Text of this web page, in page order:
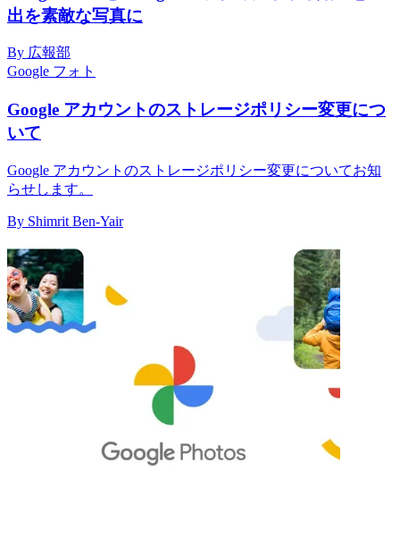
出を素敵な写真に
By 広報部
Google フォト
Google アカウントのストレージポリシー変更につ
いて
Google アカウントのストレージポリシー変更についてお知
らせします。
By Shimrit Ben-Yair